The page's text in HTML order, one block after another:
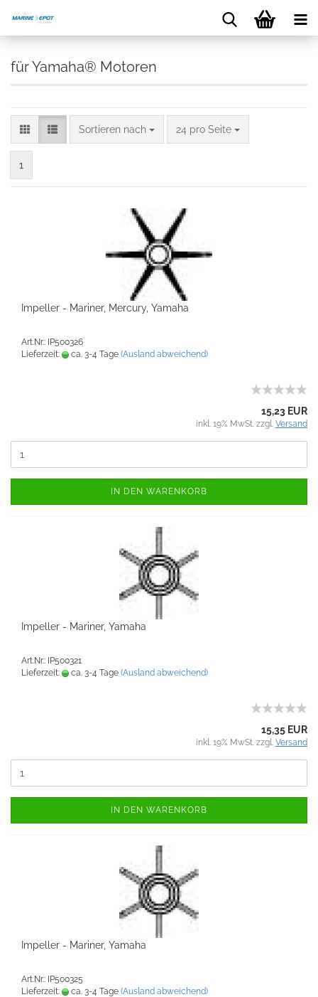
für Yamaha® Motoren
Sortieren nach 24 pro Seite
1
Impeller - Mariner, Mercury, Yamaha
Art.Nr.: IP500326
Lieferzeit:
ca. 3-4 Tage (Ausland abweichend)
15,23 EUR
inkl. 19% MwSt. zzgl. Versand
IN DEN WARENKORB
Impeller - Mariner, Yamaha
Art.Nr.: IP500321
Lieferzeit:
ca. 3-4 Tage (Ausland abweichend)
15,35 EUR
inkl. 19% MwSt. zzgl. Versand
IN DEN WARENKORB
Impeller - Mariner, Yamaha
Art.Nr.: IP500325
Lieferzeit:
ca. 3-4 Tage (Ausland abweichend)